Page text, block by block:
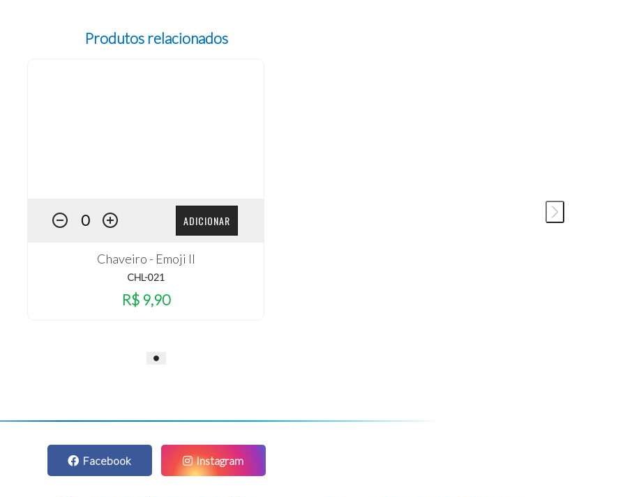
Produtos relacionados
ADICIONAR
Chaveiro - Emoji II
CHL-021
R$ 9,90
Facebook Instagram